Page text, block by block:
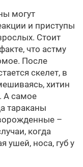
могут
и приступы
Стоит
что астму
После
скелет, в
хитин
А самое
тараканы
–
когда
ушей, носа, губ у